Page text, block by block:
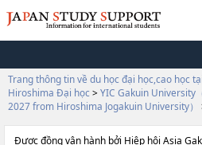
Trang thông tin về du học đại học,cao học tại
Hiroshima Đại học > YIC Gakuin University
2027 from Hiroshima Jogakuin University）
Được đồng vận hành bởi Hiệp hội Asia